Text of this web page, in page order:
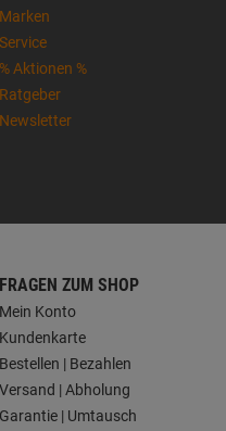
Marken
Service
% Aktionen %
Ratgeber
Newsletter
FRAGEN ZUM SHOP
Mein Konto
Kundenkarte
Bestellen | Bezahlen
Versand | Abholung
Garantie | Umtausch